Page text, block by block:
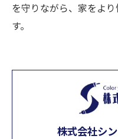
を守りながら、家をよ
す。
株式会社シ